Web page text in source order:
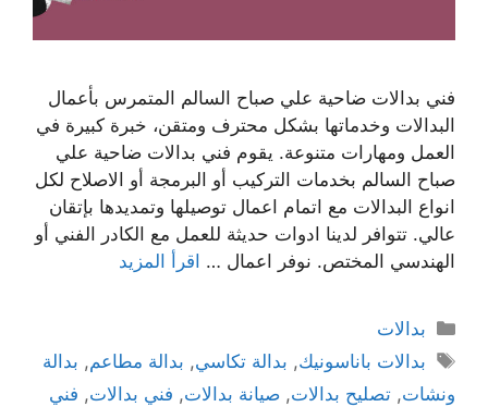
فني بدالات ضاحية علي صباح السالم المتمرس بأعمال
البدالات وخدماتها بشكل محترف ومتقن، خبرة كبيرة في
العمل ومهارات متنوعة. يقوم فني بدالات ضاحية علي
صباح السالم بخدمات التركيب أو البرمجة أو الاصلاح لكل
انواع البدالات مع اتمام اعمال توصيلها وتمديدها بإتقان
عالي. تتوافر لدينا ادوات حديثة للعمل مع الكادر الفني أو
الهندسي المختص. نوفر اعمال … اقرأ المزيد
بدالات
بدالات باناسونيك, بدالة تكاسي, بدالة مطاعم, بدالة
ونشات, تصليح بدالات, صيانة بدالات, فني بدالات, فني